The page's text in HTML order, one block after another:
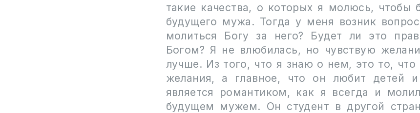
такие качества, о которых я молюсь, чтобы
будущего мужа. Тогда у меня возник
молиться Богу за него? Будет ли это
Богом? Я не влюбилась, но чувствую
лучше. Из того, что я знаю о нем, это то,
желания, а главное, что он любит детей
является романтиком, как я всегда и
будущем мужем. Он студент в другой